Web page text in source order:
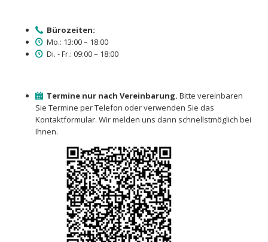
Bürozeiten:
Mo.: 13:00 – 18:00
Di. - Fr.: 09:00 – 18:00
Termine nur nach Vereinbarung. Bitte vereinbaren
Sie Termine per Telefon oder verwenden Sie das
Kontaktformular. Wir melden uns dann schnellstmöglich bei
Ihnen.